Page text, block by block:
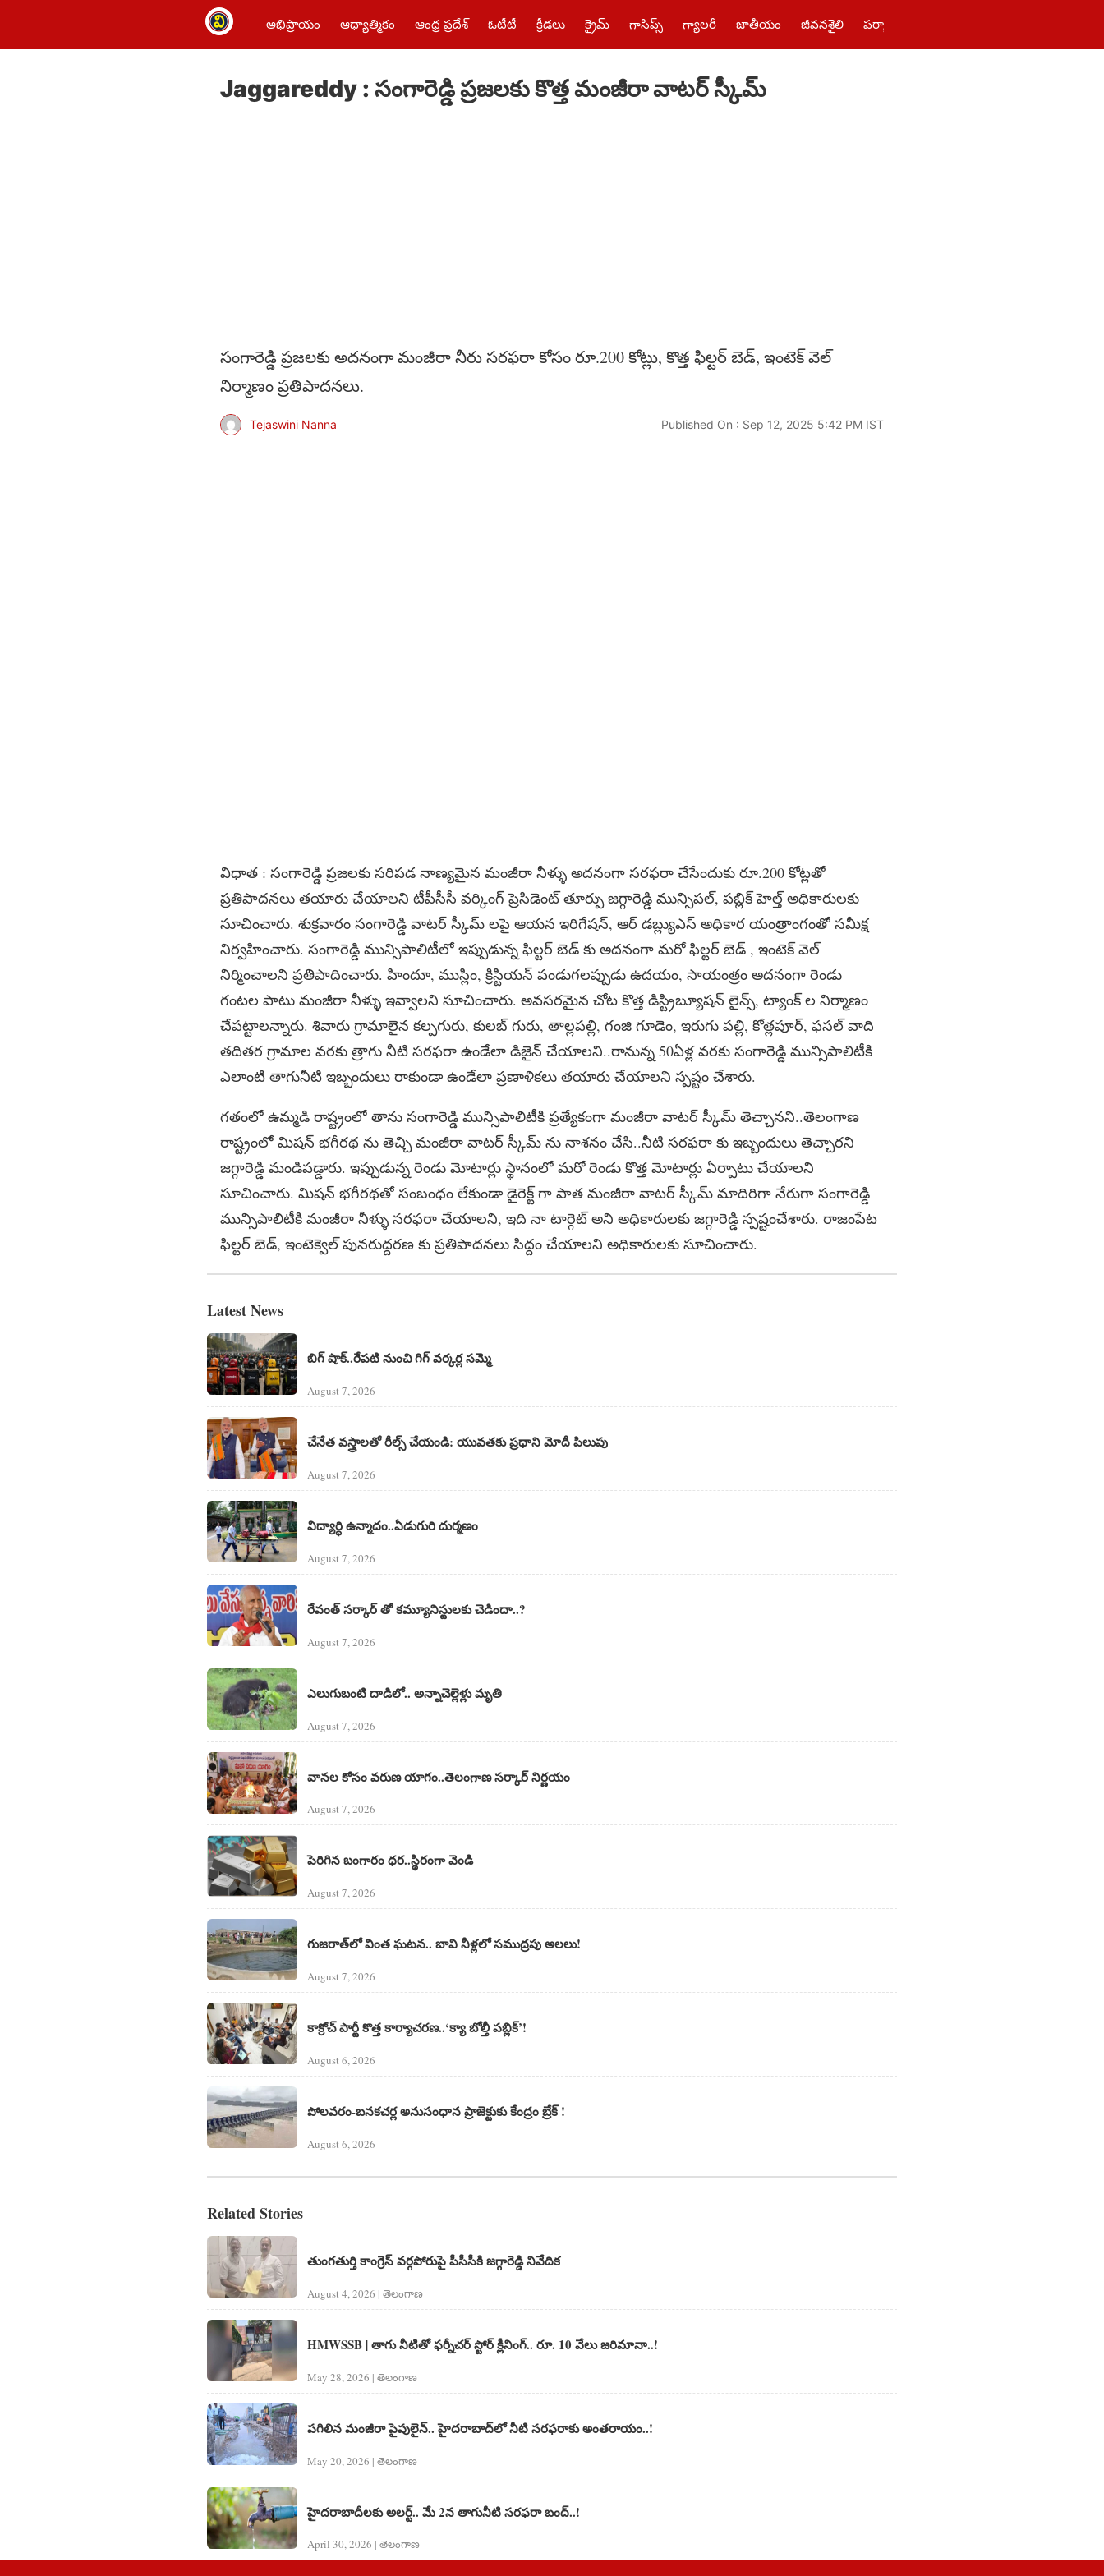
అభిప్రాయం ఆధ్యాత్మికం ఆంధ్ర ప్రదేశ్ ఓటీటీ క్రీడలు క్రైమ్‌ గాసిప్స్ గ్యాలరీ జాతీయం జీవనశైలి పర్యాటకం
Jaggareddy : సంగారెడ్డి ప్రజలకు కొత్త మంజీరా వాటర్ స్కీమ్
సంగారెడ్డి ప్రజలకు అదనంగా మంజీరా నీరు సరఫరా కోసం రూ.200 కోట్లు, కొత్త ఫిల్టర్ బెడ్, ఇంటెక్ వెల్
నిర్మాణం ప్రతిపాదనలు.
Tejaswini Nanna Published On : Sep 12, 2025 5:42 PM IST
విధాత : సంగారెడ్డి ప్రజలకు సరిపడ నాణ్యమైన మంజీరా నీళ్ళు అదనంగా సరఫరా చేసేందుకు రూ.200 కోట్లతో
ప్రతిపాదనలు తయారు చేయాలని టీపీసీసీ వర్కింగ్ ప్రెసిడెంట్ తూర్పు జగ్గారెడ్డి మున్సిపల్, పబ్లిక్ హెల్త్ అధికారులకు
సూచించారు. శుక్రవారం సంగారెడ్డి వాటర్ స్కీమ్ లపై ఆయన ఇరిగేషన్, ఆర్ డబ్ల్యుఎస్ అధికార యంత్రాంగంతో సమీక్ష
నిర్వహించారు. సంగారెడ్డి మున్సిపాలిటీలో ఇప్పుడున్న ఫిల్టర్ బెడ్ కు అదనంగా మరో ఫిల్టర్ బెడ్ , ఇంటెక్ వెల్
నిర్మించాలని ప్రతిపాదించారు. హిందూ, ముస్లిం, క్రిస్టియన్ పండుగలప్పుడు ఉదయం, సాయంత్రం అదనంగా రెండు
గంటల పాటు మంజీరా నీళ్ళు ఇవ్వాలని సూచించారు. అవసరమైన చోట కొత్త డిస్ట్రిబ్యూషన్ లైన్స్, ట్యాంక్ ల నిర్మాణం
చేపట్టాలన్నారు. శివారు గ్రామాలైన కల్పగురు, కులబ్ గురు, తాల్లపల్లి, గంజి గూడెం, ఇరుగు పల్లి, కోత్లపూర్, ఫసల్ వాది
తదితర గ్రామాల వరకు త్రాగు నీటి సరఫరా ఉండేలా డిజైన్ చేయాలని..రానున్న 50ఏళ్ల వరకు సంగారెడ్డి మున్సిపాలిటీకి
ఎలాంటి తాగునీటి ఇబ్బందులు రాకుండా ఉండేలా ప్రణాళికలు తయారు చేయాలని స్పష్టం చేశారు.
గతంలో ఉమ్మడి రాష్ట్రంలో తాను సంగారెడ్డి మున్సిపాలిటీకి ప్రత్యేకంగా మంజీరా వాటర్ స్కీమ్ తెచ్చానని..తెలంగాణ
రాష్ట్రంలో మిషన్ భగీరథ ను తెచ్చి మంజీరా వాటర్ స్కీమ్ ను నాశనం చేసి..నీటి సరఫరా కు ఇబ్బందులు తెచ్చారని
జగ్గారెడ్డి మండిపడ్డారు. ఇప్పుడున్న రెండు మోటార్లు స్థానంలో మరో రెండు కొత్త మోటార్లు ఏర్పాటు చేయాలని
సూచించారు. మిషన్ భగీరథతో సంబంధం లేకుండా డైరెక్ట్ గా పాత మంజీరా వాటర్ స్కీమ్ మాదిరిగా నేరుగా సంగారెడ్డి
మున్సిపాలిటీకి మంజీరా నీళ్ళు సరఫరా చేయాలని, ఇది నా టార్గెట్ అని అధికారులకు జగ్గారెడ్డి స్పష్టంచేశారు. రాజంపేట
ఫిల్టర్ బెడ్, ఇంటెక్వెల్ పునరుద్దరణ కు ప్రతిపాదనలు సిద్దం చేయాలని అధికారులకు సూచించారు.
Latest News
బిగ్ షాక్..రేపటి నుంచి గిగ్ వర్కర్ల సమ్మె
August 7, 2026
చేనేత వస్త్రాలతో రీల్స్ చేయండి: యువతకు ప్రధాని మోదీ పిలుపు
August 7, 2026
విద్యార్ధి ఉన్మాదం..ఏడుగురి దుర్మణం
August 7, 2026
రేవంత్ సర్కార్ తో కమ్యూనిస్టులకు చెడిందా..?
August 7, 2026
ఎలుగుబంటి దాడిలో.. అన్నాచెల్లెళ్లు మృతి
August 7, 2026
వానల కోసం వరుణ యాగం..తెలంగాణ సర్కార్ నిర్ణయం
August 7, 2026
పెరిగిన బంగారం ధర..స్థిరంగా వెండి
August 7, 2026
గుజరాత్‌లో వింత ఘటన.. బావి నీళ్లలో సముద్రపు అలలు!
August 7, 2026
కాక్రోచ్ పార్టీ కొత్త కార్యాచరణ..‘క్యా బోల్తీ పబ్లిక్’!
August 6, 2026
పోలవరం-బనకచర్ల అనుసంధాన ప్రాజెక్టుకు కేంద్రం బ్రేక్ !
August 6, 2026
Related Stories
తుంగతుర్తి కాంగ్రెస్ వర్గపోరుపై పీసీసీకి జగ్గారెడ్డి నివేదిక
August 4, 2026 | తెలంగాణ‌
HMWSSB | తాగు నీటితో ఫ‌ర్నీచ‌ర్ స్టోర్ క్లీనింగ్.. రూ. 10 వేలు జ‌రిమానా..!
May 28, 2026 | తెలంగాణ‌
ప‌గిలిన మంజీరా పైపులైన్.. హైద‌రాబాద్‌లో నీటి స‌ర‌ఫ‌రాకు అంత‌రాయం..!
May 20, 2026 | తెలంగాణ‌
హైద‌రాబాదీల‌కు అల‌ర్ట్.. మే 2న తాగునీటి స‌ర‌ఫ‌రా బంద్..!
April 30, 2026 | తెలంగాణ‌